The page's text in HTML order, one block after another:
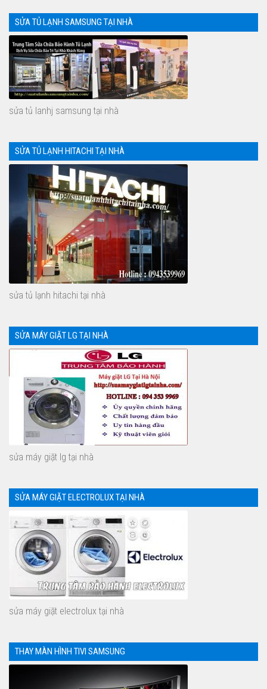
SỬA TỦ LẠNH SAMSUNG TẠI NHÀ
sửa tủ lanhj samsung tại nhà
SỬA TỦ LẠNH HITACHI TẠI NHÀ
sửa tủ lạnh hitachi tại nhà
SỬA MÁY GIẶT LG TẠI NHÀ
sửa máy giặt lg tại nhà
SỬA MÁY GIẶT ELECTROLUX TẠI NHÀ
sửa máy giặt electrolux tại nhà
THAY MÀN HÌNH TIVI SAMSUNG